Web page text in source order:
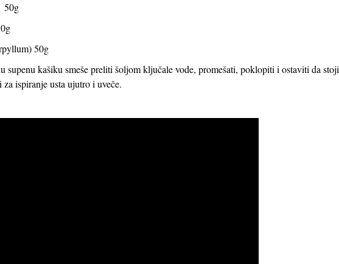
) 50g
supenu kašiku smeše preliti šoljom ključale vode, promešati, poklopiti i ostaviti da stoji
ispiranje usta ujutro i uveče.